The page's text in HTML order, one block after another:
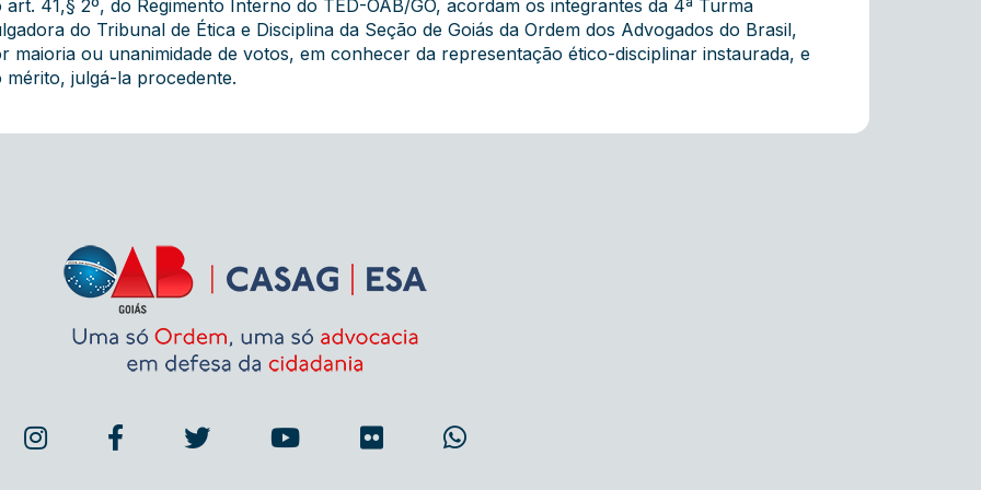
art. 41,§ 2º, do Regimento Interno do TED-OAB/GO, acordam os integrantes da 4ª Turma
do Tribunal de Ética e Disciplina da Seção de Goiás da Ordem dos Advogados do Brasil,
maioria ou unanimidade de votos, em conhecer da representação ético-disciplinar instaurada, e
mérito, julgá-la procedente.